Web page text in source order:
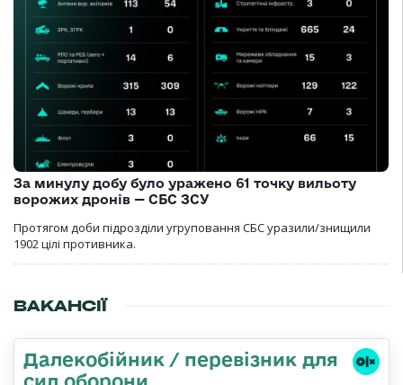
За минулу добу було уражено 61 точку вильоту
ворожих дронів — СБС ЗСУ
Протягом доби підрозділи угруповання СБС уразили/знищили
1902 цілі противника.
ВАКАНСІЇ
Далекобійник / перевізник для
сил оборони